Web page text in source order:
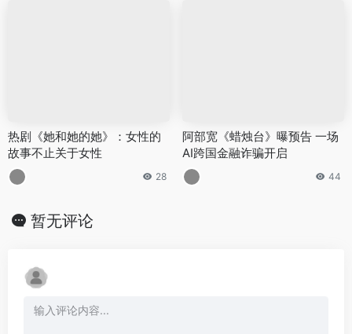
热剧《她和她的她》：女性的
故事不止关于女性
28
阿部宽《蜡烛台》曝预告 一场
AI跨国金融诈骗开启
44
暂无评论